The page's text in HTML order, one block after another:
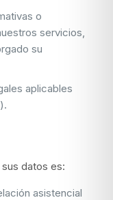
o
servicios,
su
aplicables
datos es:
asistencial